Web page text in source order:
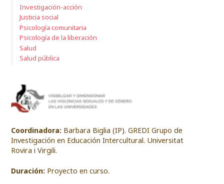
Investigación-acción
Justicia social
Psicología comunitaria
Psicología de la liberación
Salud
Salud pública
Coordinadora: Barbara Biglia (IP). GREDI Grupo de
Investigación en Educación Intercultural. Universitat
Rovira i Virgili.
Duración: Proyecto en curso.